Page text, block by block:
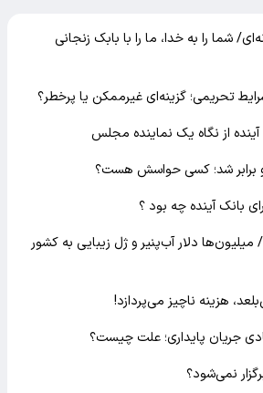
شما را به خدا، ما را با بابک زنجانی
تحریمی؛ گزینه‌ای غیرممکن یا پرخطر؟
از نگاه یک نماینده مجلس
بانک آینده چه بود ؟
دلار آب‌پنیر و ژل زیبایی به کشور
هزینه ناچیز می‌پردازد!
جریان پایداری؛ علت چیست؟
نمی‌شود؟